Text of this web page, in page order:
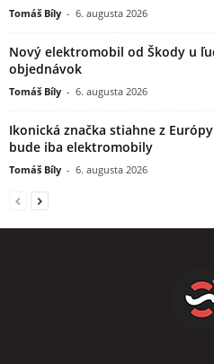
Tomáš Bíly - 6. augusta 2026
Nový elektromobil od Škody u
objednávok
Tomáš Bíly - 6. augusta 2026
Ikonická značka stiahne z
bude iba elektromobily
Tomáš Bíly - 6. augusta 2026